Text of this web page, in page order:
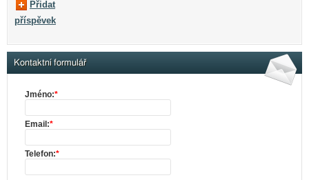
Přidat
příspěvek
Kontaktní formulář
Jméno:*
Email:*
Telefon:*